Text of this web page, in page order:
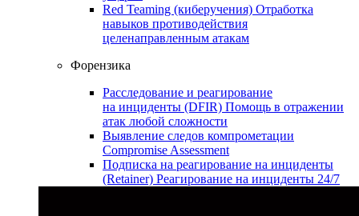
Red Teaming (киберучения) Отработка
навыков противодействия
целенаправленным атакам
Форензика
Расследование и реагирование
на инциденты (DFIR) Помощь в отражении
атак любой сложности
Выявление следов компрометации
Compromise Assessment
Подписка на реагирование на инциденты
(Retainer) Реагирование на инциденты 24/7